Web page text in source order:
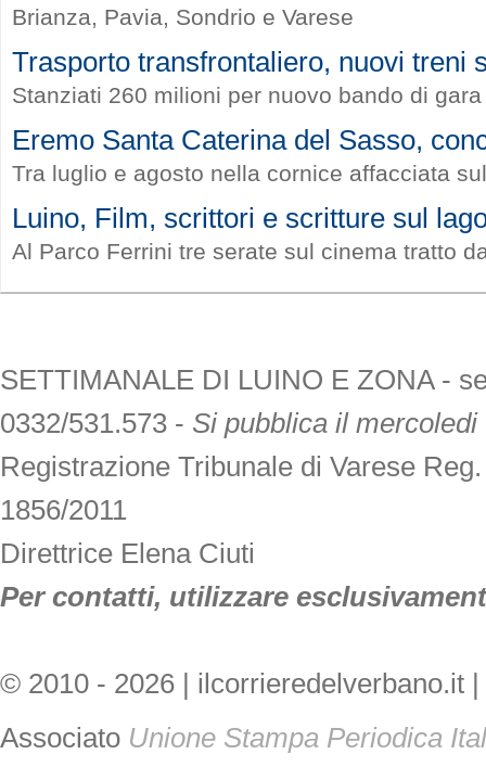
Brianza, Pavia, Sondrio e Varese
Trasporto transfrontaliero, nuovi treni
Stanziati 260 milioni per nuovo bando di gara
Eremo Santa Caterina del Sasso,
Tra luglio e agosto nella cornice affacciata
Luino, Film, scrittori e scritture sul
Al Parco Ferrini tre serate sul cinema tratto
SETTIMANALE DI LUINO E ZONA -
0332/531.573 - Si pubblica il mercoledi
Registrazione Tribunale di Varese
1856/2011
Direttrice Elena Ciuti
Per contatti, utilizzare
© 2010 - 2026 | ilcorrieredelverbano.it
Associato Unione Stampa Periodica